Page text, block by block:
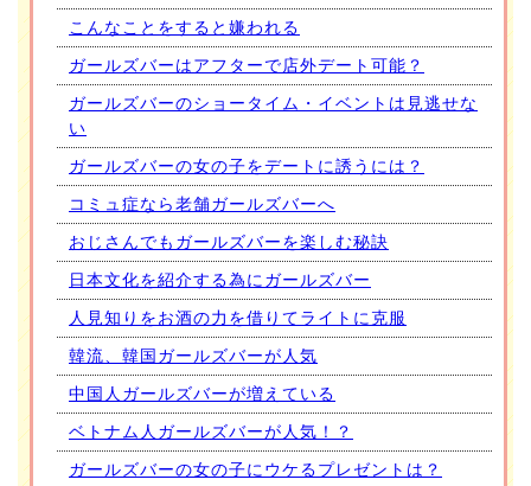
こんなことをすると嫌われる
ガールズバーはアフターで店外デート可能？
ガールズバーのショータイム・イベントは見逃せな
い
ガールズバーの女の子をデートに誘うには？
コミュ症なら老舗ガールズバーへ
おじさんでもガールズバーを楽しむ秘訣
日本文化を紹介する為にガールズバー
人見知りをお酒の力を借りてライトに克服
韓流、韓国ガールズバーが人気
中国人ガールズバーが増えている
ベトナム人ガールズバーが人気！？
ガールズバーの女の子にウケるプレゼントは？